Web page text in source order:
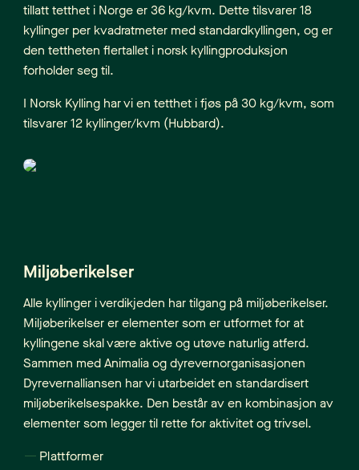
tillatt tetthet i Norge er 36 kg/kvm. Dette tilsvarer 18
kyllinger per kvadratmeter med standardkyllingen, og er
den tettheten flertallet i norsk kyllingproduksjon
forholder seg til.
I Norsk Kylling har vi en tetthet i fjøs på 30 kg/kvm, som
tilsvarer 12 kyllinger/kvm (Hubbard).
Miljøberikelser
Alle kyllinger i verdikjeden har tilgang på miljøberikelser.
Miljøberikelser er elementer som er utformet for at
kyllingene skal være aktive og utøve naturlig atferd.
Sammen med Animalia og dyrevernorganisasjonen
Dyrevernalliansen har vi utarbeidet en standardisert
miljøberikelsespakke. Den består av en kombinasjon av
elementer som legger til rette for aktivitet og trivsel.
Plattformer